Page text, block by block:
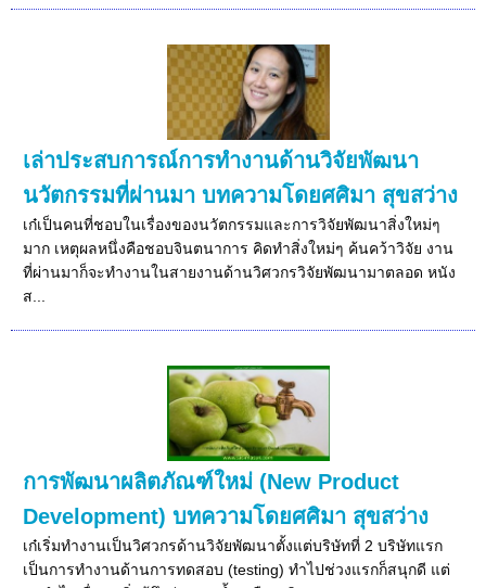
เล่าประสบการณ์การทำงานด้านวิจัยพัฒนา
นวัตกรรมที่ผ่านมา บทความโดยศศิมา สุขสว่าง
เก๋เป็นคนที่ชอบในเรื่องของนวัตกรรมและการวิจัยพัฒนาสิ่งใหม่ๆ
มาก เหตุผลหนึ่งคือชอบจินตนาการ คิดทำสิ่งใหม่ๆ ค้นคว้าวิจัย งาน
ที่ผ่านมาก็จะทำงานในสายงานด้านวิศวกรวิจัยพัฒนามาตลอด หนัง
ส...
การพัฒนาผลิตภัณฑ์ใหม่ (New Product
Development) บทความโดยศศิมา สุขสว่าง
เก๋เริ่มทำงานเป็นวิศวกรด้านวิจัยพัฒนาตั้งแต่บริษัทที่ 2 บริษัทแรก
เป็นการทำงานด้านการทดสอบ (testing) ทำไปช่วงแรกก็สนุกดี แต่